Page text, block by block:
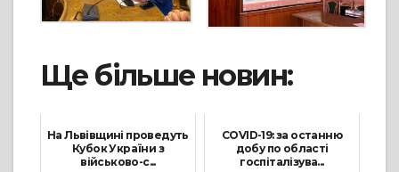
Ще більше новин:
На Львівщині проведуть
Кубок України з
військово-с...
COVID-19: за останню
добу по області
госпіталізува...